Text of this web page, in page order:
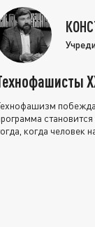
когда человек